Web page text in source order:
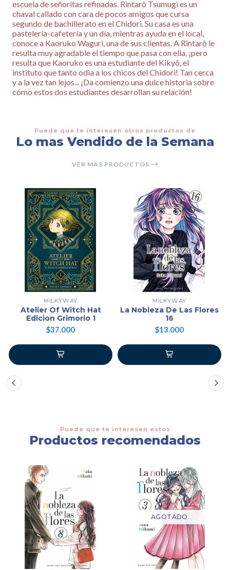
escuela de señoritas refinadas. Rintarô Tsumugi es un
chaval callado con cara de pocos amigos que cursa
segundo de bachillerato en el Chidori. Su casa es una
pastelería-cafetería y un día, mientras ayuda en el local,
conoce a Kaoruko Waguri, una de sus clientas. A Rintarô le
resulta muy agradable el tiempo que pasa con ella, ¡pero
resulta que Kaoruko es una estudiante del Kikyô, el
instituto que tanto odia a los chicos del Chidori! Tan cerca
y a la vez tan lejos... ¡Da comienzo una dulce historia sobre
cómo estos dos estudiantes desarrollan su relación!
Puede que te interesen otros productos de
Lo mas Vendido de la Semana
VER MÁS PRODUCTOS
MILKYWAY
Atelier Of Witch Hat
Edicion Grimorio 1
$37.000
MILKYWAY
La Nobleza De Las Flores
16
$13.000
Puede que te interesen estos
Productos recomendados
AGOTADO